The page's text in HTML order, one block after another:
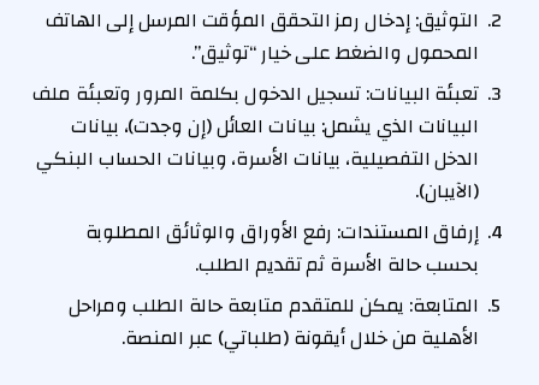
التوثيق: إدخال رمز التحقق المؤقت المرسل إلى الهاتف
المحمول والضغط على خيار “توثيق”.
تعبئة البيانات: تسجيل الدخول بكلمة المرور وتعبئة ملف
البيانات الذي يشمل: بيانات العائل (إن وجدت)، بيانات
الدخل التفصيلية، بيانات الأسرة، وبيانات الحساب البنكي
(الآيبان).
إرفاق المستندات: رفع الأوراق والوثائق المطلوبة
بحسب حالة الأسرة ثم تقديم الطلب.
المتابعة: يمكن للمتقدم متابعة حالة الطلب ومراحل
الأهلية من خلال أيقونة (طلباتي) عبر المنصة.